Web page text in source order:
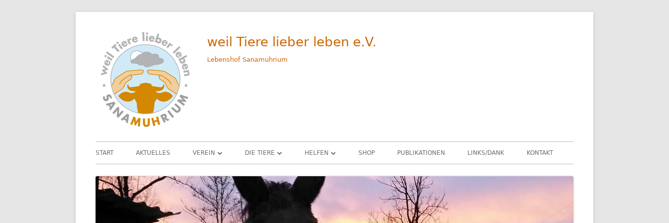
weil Tiere lieber leben e.V.
Lebenshof Sanamuhrium
Primäres
Menü
START AKTUELLES VEREIN
DAS TEAM
SATZUNG
DIE TIERE HELFEN
PATENSCHAFTEN
SACHSPENDEN
SHOP PUBLIKATIONEN LINKS/DANK KONTAKT